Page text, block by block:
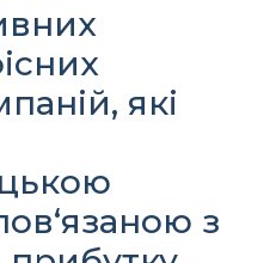
які
з